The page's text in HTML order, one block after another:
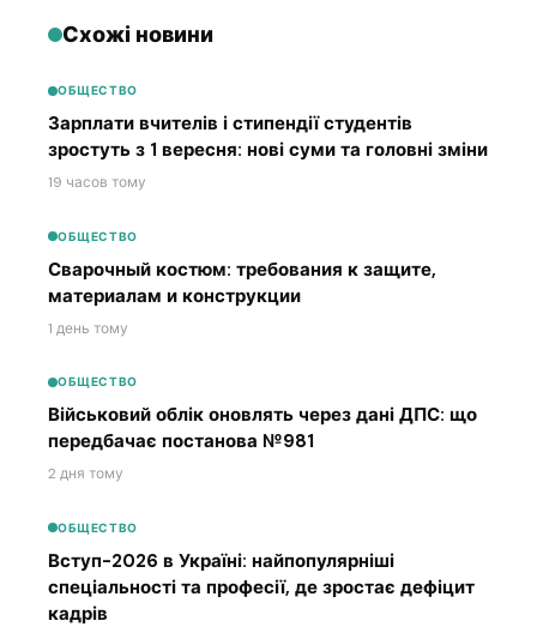
Схожі новини
ОБЩЕСТВО
Зарплати вчителів і стипендії студентів
зростуть з 1 вересня: нові суми та головні зміни
19 часов тому
ОБЩЕСТВО
Сварочный костюм: требования к защите,
материалам и конструкции
1 день тому
ОБЩЕСТВО
Військовий облік оновлять через дані ДПС: що
передбачає постанова №981
2 дня тому
ОБЩЕСТВО
Вступ-2026 в Україні: найпопулярніші
спеціальності та професії, де зростає дефіцит
кадрів